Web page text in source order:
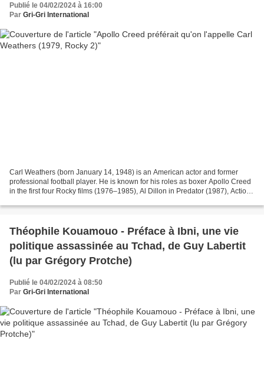
Publié le 04/02/2024 à 16:00
Par Gri-Gri International
Carl Weathers (born January 14, 1948) is an American actor and former
professional football player. He is known for his roles as boxer Apollo Creed
in the first four Rocky films (1976–1985), Al Dillon in Predator (1987), Action
Théophile Kouamouo - Préface à Ibni, une vie
politique assassinée au Tchad, de Guy Labertit
(lu par Grégory Protche)
Publié le 04/02/2024 à 08:50
Par Gri-Gri International